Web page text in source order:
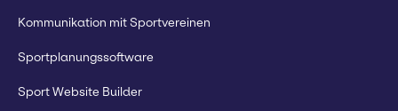
Kommunikation mit Sportvereinen
Sportplanungssoftware
Sport Website Builder